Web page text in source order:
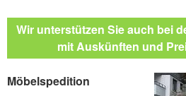
Wir unterstützen Sie auch bei
mit Auskünften und
Möbelspedition